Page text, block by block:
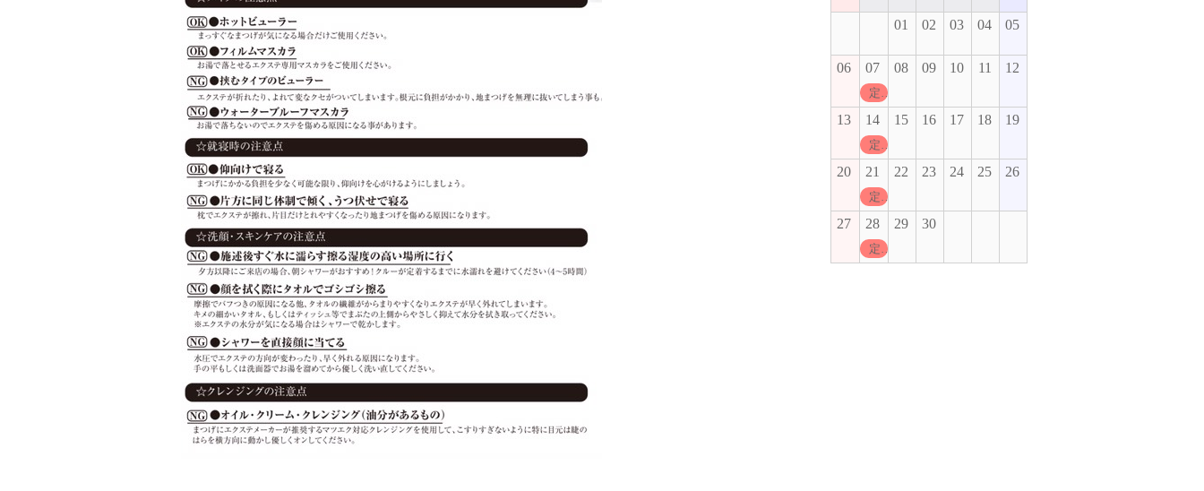
01 02 03 04 05
06 07
定休日
08 09 10 11 12
13 14
定休日
15 16 17 18 19
20 21
定休日
22 23 24 25 26
27 28
定休日
29 30